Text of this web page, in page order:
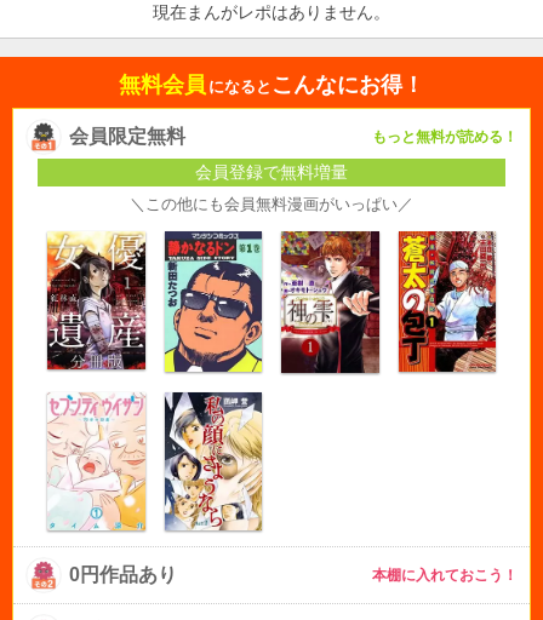
現在まんがレポはありません。
無料会員 になると こんなにお得！
会員限定無料 もっと無料が読める！
会員登録で無料増量
＼この他にも会員無料漫画がいっぱい／
0円作品あり 本棚に入れておこう！